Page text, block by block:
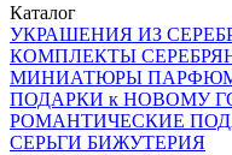
Каталог
УКРАШЕНИЯ ИЗ
КОМПЛЕКТЫ
МИНИАТЮРЫ
ПОДАРКИ к НОВОМУ
РОМАНТИЧЕСКИЕ
СЕРЬГИ БИЖУТЕРИЯ